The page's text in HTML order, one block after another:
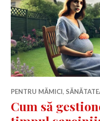
PENTRU MĂMICI,
Cum să